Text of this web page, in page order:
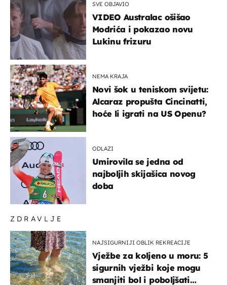
ZDRAVLJE
NAJSIGURNIJI OBLIK REKREACIJE
Vježbe za koljeno u moru: 5
sigurnih vježbi koje mogu
smanjiti bol i poboljšati
SVE OBJAVIO
VIDEO Australac ošišao
Modrića i pokazao novu
Lukinu frizuru
NEMA KRAJA
Novi šok u teniskom svijetu:
Alcaraz propušta Cincinatti,
hoće li igrati na US Openu?
ODLAZI
Umirovila se jedna od
najboljih skijašica novog
doba